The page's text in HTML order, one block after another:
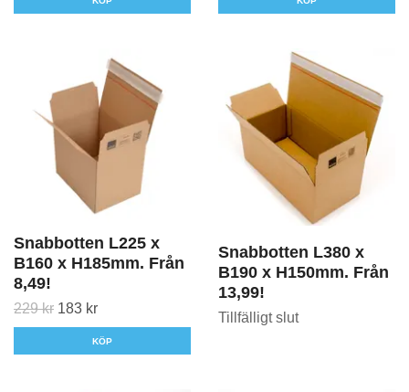
Snabbotten L225 x
B160 x H185mm. Från
8,49!
229 kr 183 kr
KÖP
Snabbotten L380 x
B190 x H150mm. Från
13,99!
Tillfälligt slut